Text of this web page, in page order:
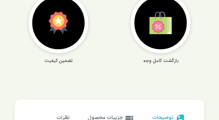
بازگشت کامل وجه تضمین کیفیت
توضیحات جزییات محصول نظرات